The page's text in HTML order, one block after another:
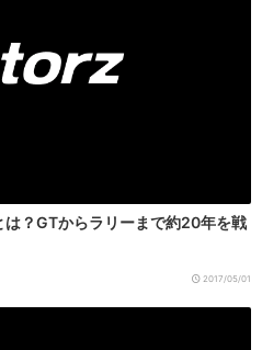
？GTからラリーまで約20年を戦
2017/05/01